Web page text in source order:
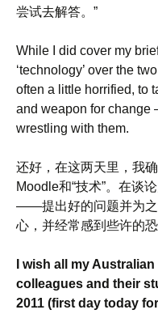
尝试去解答。”
While I did cover my
‘technology’ over the
often a little horrified, to
and weapon for change
wrestling with them.
还好，在这两天里，我
Moodle和“技术”。在谈
——提出好的问题并为之
心，并经常感到些许的恐
I wish all my
colleagues and their
2011 (first day today